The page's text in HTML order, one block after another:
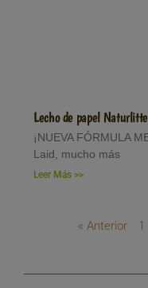
Lecho de papel
¡NUEVA FÓRMULA
Laid, mucho más
Leer Más >>
« Anterior 1